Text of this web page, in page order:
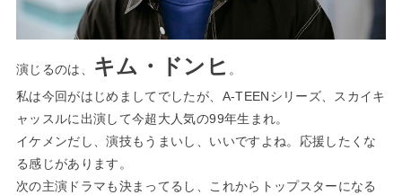
演じるのは、 キム・ドンヒ 。
私は今回がはじめましてでしたが、 A-TEENシリーズ、 スカイキ
ャッスルに出演して今超大人気の99年生まれ。
イケメンだし、演技もうまいし、いいですよね。応援したくな
る感じがあります。
次の主演ドラマも決まってるし、これからトップスターになる